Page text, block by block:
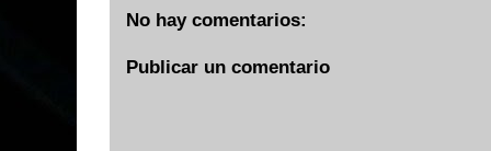
No hay comentarios:
Publicar un comentario